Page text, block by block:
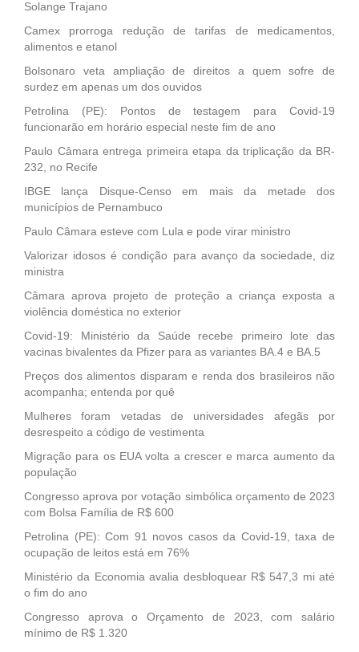
Solange Trajano
Camex prorroga redução de tarifas de medicamentos,
alimentos e etanol
Bolsonaro veta ampliação de direitos a quem sofre de
surdez em apenas um dos ouvidos
Petrolina (PE): Pontos de testagem para Covid-19
funcionarão em horário especial neste fim de ano
Paulo Câmara entrega primeira etapa da triplicação da BR-
232, no Recife
IBGE lança Disque-Censo em mais da metade dos
municípios de Pernambuco
Paulo Câmara esteve com Lula e pode virar ministro
Valorizar idosos é condição para avanço da sociedade, diz
ministra
Câmara aprova projeto de proteção a criança exposta a
violência doméstica no exterior
Covid-19: Ministério da Saúde recebe primeiro lote das
vacinas bivalentes da Pfizer para as variantes BA.4 e BA.5
Preços dos alimentos disparam e renda dos brasileiros não
acompanha; entenda por quê
Mulheres foram vetadas de universidades afegãs por
desrespeito a código de vestimenta
Migração para os EUA volta a crescer e marca aumento da
população
Congresso aprova por votação simbólica orçamento de 2023
com Bolsa Família de R$ 600
Petrolina (PE): Com 91 novos casos da Covid-19, taxa de
ocupação de leitos está em 76%
Ministério da Economia avalia desbloquear R$ 547,3 mi até
o fim do ano
Congresso aprova o Orçamento de 2023, com salário
mínimo de R$ 1.320